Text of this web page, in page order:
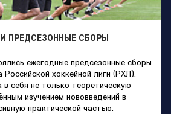
ПРЕДСЕЗОННЫЕ СБОРЫ
ежегодные предсезонные сборы
хоккейной лиги (РХЛ).
себя не только теоретическую
изучением нововведений в
практической частью.